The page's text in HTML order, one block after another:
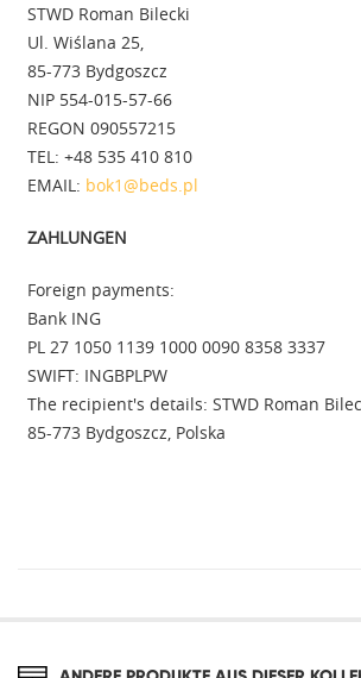
STWD Roman Bilecki
Ul. Wiślana 25,
85-773 Bydgoszcz
NIP 554-015-57-66
REGON 090557215
TEL: +48 535 410 810
EMAIL: bok1@beds.pl
ZAHLUNGEN
Foreign payments:
Bank ING
PL 27 1050 1139 1000 0090 8358 3337
SWIFT: INGBPLPW
The recipient's details: STWD Roman
85-773 Bydgoszcz, Polska